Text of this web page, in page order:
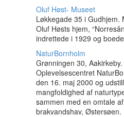
Oluf Høst- Museet
Løkkegade 35 i Gudhjem.
Oluf Høsts hjem,
indrettede i 1929 og
NaturBornholm
Grønningen 30, Aakirkeby.
Oplevelsescentret
den 16. maj 2000 og
mangfoldighed af
sammen med en omtale
brakvandshav, Østersøen.